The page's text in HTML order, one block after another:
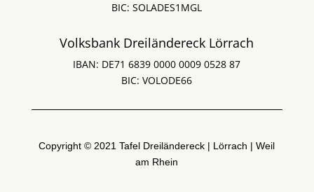
BIC: SOLADES1MGL
Volksbank Dreiländereck Lörrach
IBAN: DE71 6839 0000 0009 0528 87
BIC: VOLODE66
Copyright © 2021 Tafel Dreiländereck | Lörrach | Weil
am Rhein